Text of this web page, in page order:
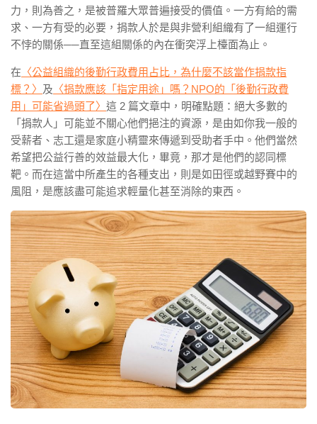
力，則為善之，是被普羅大眾普遍接受的價值。一方有給的需
求、一方有受的必要，捐款人於是與非營利組織有了一組運行
不悖的關係──直至這組關係的內在衝突浮上檯面為止。
在 〈公益組織的後勤行政費用占比，為什麼不該當作捐款指
標？〉 及 〈捐款應該「指定用途」嗎？NPO的「後勤行政費
用」可能省過頭了〉 這 2 篇文章中，明確點題：絕大多數的
「捐款人」可能並不關心他們挹注的資源，是由如你我一般的
受薪者、志工還是家庭小精靈來傳遞到受助者手中。他們當然
希望把公益行善的效益最大化，畢竟，那才是他們的認同標
靶。而在這當中所產生的各種支出，則是如田徑或越野賽中的
風阻，是應該盡可能追求輕量化甚至消除的東西。